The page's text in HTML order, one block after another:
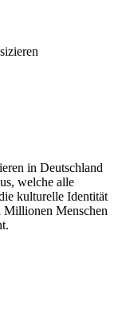
in Deutschland
welche alle
kulturelle Identität
Millionen Menschen